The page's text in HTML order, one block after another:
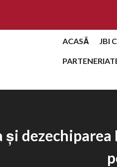
ACASĂ JBI
și